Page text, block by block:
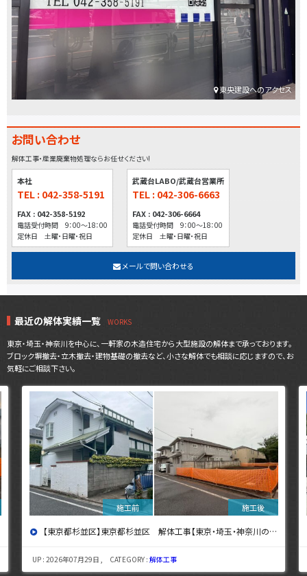
東央建設へのアクセス
お問い合わせ
解体工事・産業廃棄物処理ならお任せください!
本社
TEL : 042-358-5191
FAX : 042-358-5192
電話受付時間 9：00～18：00
定休日 土曜・日曜・祝日
武蔵台LABO/武蔵台営業所
TEL : 042-306-6663
FAX : 042-306-6664
電話受付時間 9：00～18：00
定休日 土曜・日曜・祝日
メールで問い合わせる
最近の解体実績一覧
東京・埼玉・神奈川を中心に、一軒家の木造住宅から大型施設の解体まで承っております。
ブロック塀撤去・立木撤去・建物基礎の撤去など、小さな解体でも相談に応じますので、お
気軽にご相談下さい。
【東京都杉並区】東京都杉並区 解体工事【東京・埼玉・神奈川の解体工事なら東央建設へ】
UP : 2026年07月29日 , CATEGORY :解体工事